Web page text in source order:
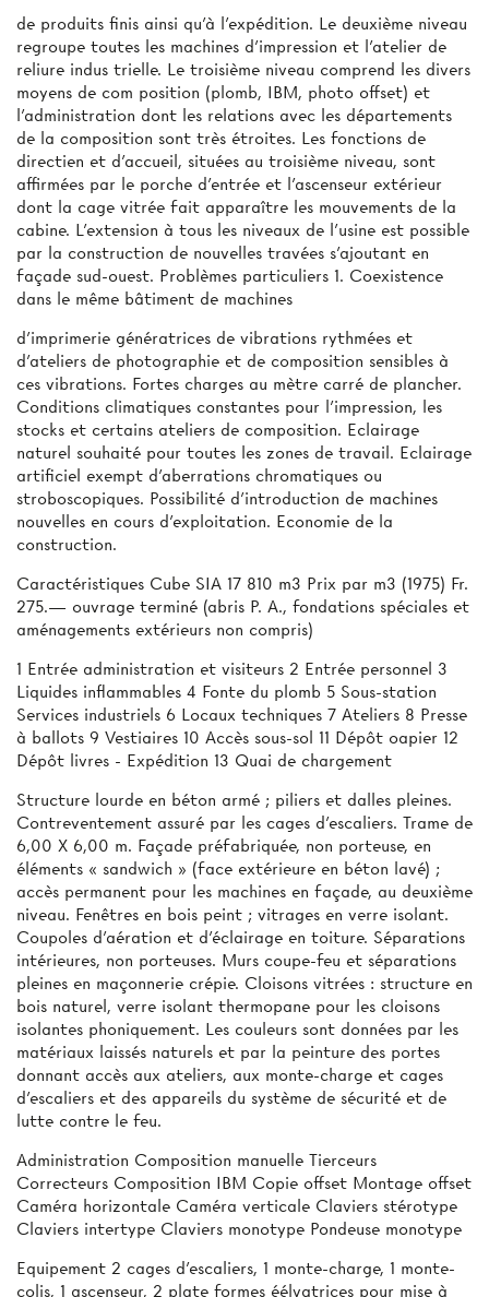
de produits finis ainsi qu’à l’expédition. Le deuxième niveau
regroupe toutes les machines d'impression et l'atelier de
reliure indus­ trielle. Le troisième niveau comprend les divers
moyens de com­ position (plomb, IBM, photo­ offset) et
l’administration dont les relations avec les départements
de la composition sont très étroites. Les fonctions de
directien et d’accueil, situées au troisième niveau, sont
affirmées par le porche d'entrée et l’ascenseur extérieur
dont la cage vitrée fait apparaître les mouvements de la
cabine. L’extension à tous les niveaux de l’usine est possible
par la construction de nouvelles travées s’ajoutant en
façade sud-ouest. Problèmes particuliers 1. Coexistence
dans le même bâtiment de machines
d'imprimerie génératrices de vibrations rythmées et
d’ateliers de photographie et de composition sensibles à
ces vibrations. Fortes charges au mètre carré de plancher.
Conditions climatiques constantes pour l’impression, les
stocks et certains ateliers de composition. Eclairage
naturel souhaité pour toutes les zones de travail. Eclairage
artificiel exempt d’aberrations chromatiques ou
stroboscopiques. Possibilité d'introduction de machines
nouvelles en cours d’exploitation. Economie de la
construction.
Caractéristiques Cube SIA 17 810 m3 Prix par m3 (1975) Fr.
275.— ouvrage terminé (abris P. A., fondations spéciales et
aménagements extérieurs non compris)
1 Entrée administration et visiteurs 2 Entrée personnel 3
Liquides inflammables 4 Fonte du plomb 5 Sous-station
Services industriels 6 Locaux techniques 7 Ateliers 8 Presse
à ballots 9 Vestiaires 10 Accès sous-sol 11 Dépôt oapier 12
Dépôt livres - Expédition 13 Quai de chargement
Structure lourde en béton armé ; piliers et dalles pleines.
Contreventement assuré par les cages d'escaliers. Trame de
6,00 X 6,00 m. Façade préfabriquée, non porteuse, en
éléments « sandwich » (face extérieure en béton lavé) ;
accès permanent pour les machines en façade, au deuxième
niveau. Fenêtres en bois peint ; vitrages en verre isolant.
Coupoles d’aération et d’éclairage en toiture. Séparations
intérieures, non porteuses. Murs coupe-feu et séparations
pleines en maçonnerie crépie. Cloisons vitrées : structure en
bois naturel, verre isolant thermopane pour les cloisons
isolantes phoniquement. Les couleurs sont données par les
matériaux laissés naturels et par la peinture des portes
donnant accès aux ateliers, aux monte-charge et cages
d’escaliers et des appareils du système de sécurité et de
lutte contre le feu.
Administration Composition manuelle Tierceurs
Correcteurs Composition IBM Copie offset Montage offset
Caméra horizontale Caméra verticale Claviers stérotype
Claviers intertype Claviers monotype Pondeuse monotype
Equipement 2 cages d’escaliers, 1 monte-charge, 1 monte-
colis, 1 ascenseur, 2 plate­ formes éélvatrices pour mise à